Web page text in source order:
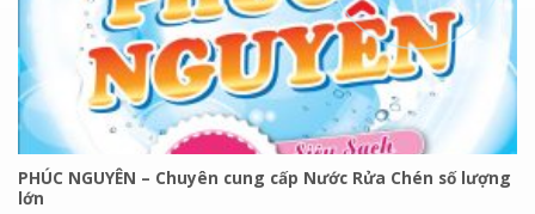
PHÚC NGUYÊN – Chuyên cung cấp Nước Rửa Chén số lượng
lớn